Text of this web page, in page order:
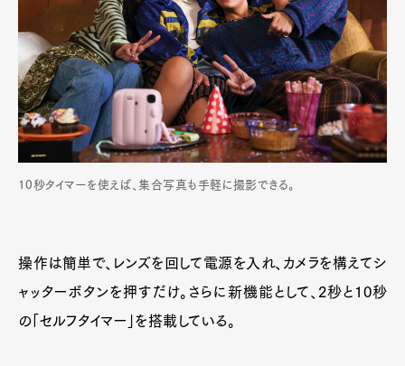
10秒タイマーを使えば、集合写真も手軽に撮影できる。
操作は簡単で、レンズを回して電源を入れ、カメラを構えてシ
ャッターボタンを押すだけ。さらに新機能として、2秒と10秒
の「セルフタイマー」を搭載している。